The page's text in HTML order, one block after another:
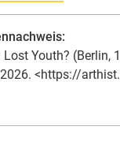
Lost Youth?
<https://